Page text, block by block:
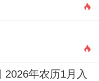
2026年农历1月入